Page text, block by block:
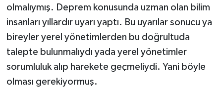
olmalıymış. Deprem konusunda uzman olan bilim
insanları yıllardır uyarı yaptı. Bu uyarılar sonucu ya
bireyler yerel yönetimlerden bu doğrultuda
talepte bulunmalıydı yada yerel yönetimler
sorumluluk alıp harekete geçmeliydi. Yani böyle
olması gerekiyormuş.